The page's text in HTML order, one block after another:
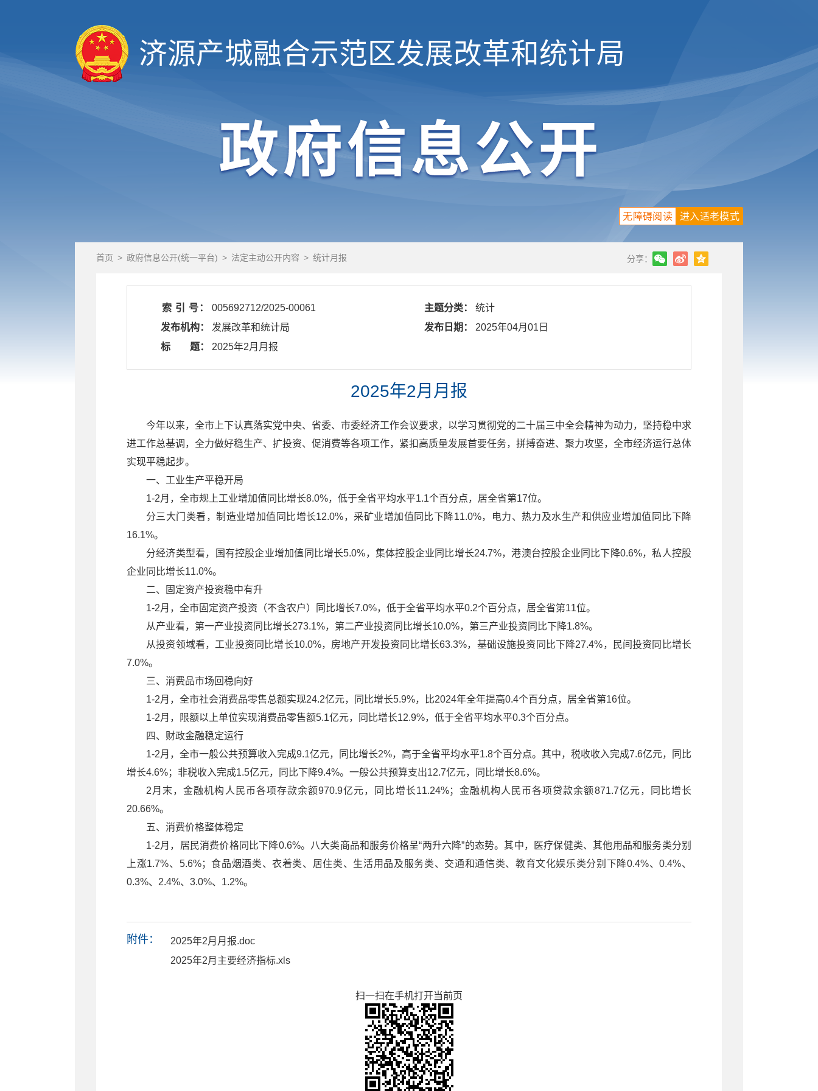
济源产城融合示范区发展改革和统计局
进入适老模式
无障碍阅读
首页 > 政府信息公开(统一平台) > 法定主动公开内容 > 统计月报 分享：
索 引 号： 005692712/2025-00061 主题分类：
统计
发布机构：
发展改革和统计局 发布日期：
2025年04月01日
标 题：
​ 2025年2月月报
2025年2月月报
今年以来，全市上下认真落实党中央、省委、市委经济工作会议要求，以学习贯彻党的二十届三中全会精神为动力，坚持稳中求
进工作总基调，全力做好稳生产、扩投资、促消费等各项工作，紧扣高质量发展首要任务，拼搏奋进、聚力攻坚，全市经济运行总体
实现平稳起步。
一、工业生产平稳开局
1-2月，全市规上工业增加值同比增长8.0%，低于全省平均水平1.1个百分点，居全省第17位。
分三大门类看，制造业增加值同比增长12.0%，采矿业增加值同比下降11.0%，电力、热力及水生产和供应业增加值同比下降
16.1%。
分经济类型看，国有控股企业增加值同比增长5.0%，集体控股企业同比增长24.7%，港澳台控股企业同比下降0.6%，私人控股
企业同比增长11.0%。
二、固定资产投资稳中有升
1-2月，全市固定资产投资（不含农户）同比增长7.0%，低于全省平均水平0.2个百分点，居全省第11位。
从产业看，第一产业投资同比增长273.1%，第二产业投资同比增长10.0%，第三产业投资同比下降1.8%。
从投资领域看，工业投资同比增长10.0%，房地产开发投资同比增长63.3%，基础设施投资同比下降27.4%，民间投资同比增长
7.0%。
三、消费品市场回稳向好
1-2月，全市社会消费品零售总额实现24.2亿元，同比增长5.9%，比2024年全年提高0.4个百分点，居全省第16位。
1-2月，限额以上单位实现消费品零售额5.1亿元，同比增长12.9%，低于全省平均水平0.3个百分点。
四、财政金融稳定运行
1-2月，全市一般公共预算收入完成9.1亿元，同比增长2%，高于全省平均水平1.8个百分点。其中，税收收入完成7.6亿元，同比
增长4.6%；非税收入完成1.5亿元，同比下降9.4%。一般公共预算支出12.7亿元，同比增长8.6%。
2月末，金融机构人民币各项存款余额970.9亿元，同比增长11.24%；金融机构人民币各项贷款余额871.7亿元，同比增长
20.66%。
五、消费价格整体稳定
1-2月，居民消费价格同比下降0.6%。八大类商品和服务价格呈“两升六降”的态势。其中，医疗保健类、其他用品和服务类分别
上涨1.7%、5.6%；食品烟酒类、衣着类、居住类、生活用品及服务类、交通和通信类、教育文化娱乐类分别下降0.4%、0.4%、
0.3%、2.4%、3.0%、1.2%。
附件：
2025年2月月报.doc
2025年2月主要经济指标.xls
扫一扫在手机打开当前页